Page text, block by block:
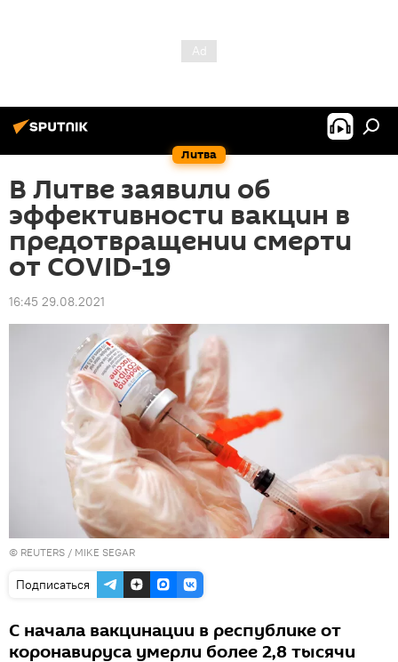
Литва
В Литве заявили об
эффективности вакцин в
предотвращении смерти
от COVID-19
16:45 29.08.2021
© REUTERS / MIKE SEGAR
Подписаться
С начала вакцинации в республике от
коронавируса умерли более 2,8 тысячи